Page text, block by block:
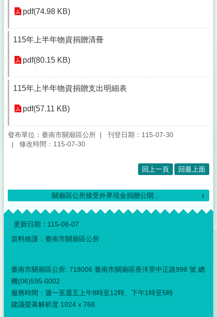
pdf(74.98 KB)
115年上半年物資捐贈清冊
pdf(80.15 KB)
115年上半年物資捐贈支出明細表
pdf(57.11 KB)
發布單位：臺南市關廟區公所
刊登日期：115-07-30
修改時間：115-07-30
回上一頁 回最上面
關廟區公所接受外界現金捐贈公開...
:::
更新日期： 115-08-07
資料維護：臺南市關廟區公所
臺南市關廟區公所: 718006 臺南市關廟區香洋里中正路998 號 總
機(06)595-0002
服務時間：週一至週五上午8時至12時、下午1時至5時
建議螢幕解析度 1024 x 768